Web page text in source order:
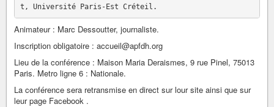
Animateur : Marc Dessoutter, journaliste.
Inscription obligatoire : accueil@apfdh.org
Lieu de la conférence : Maison Maria Deraismes, 9 rue Pinel, 75013
Paris. Metro ligne 6 : Nationale.
La conférence sera retransmise en direct sur lour site ainsi que sur
leur page Facebook .